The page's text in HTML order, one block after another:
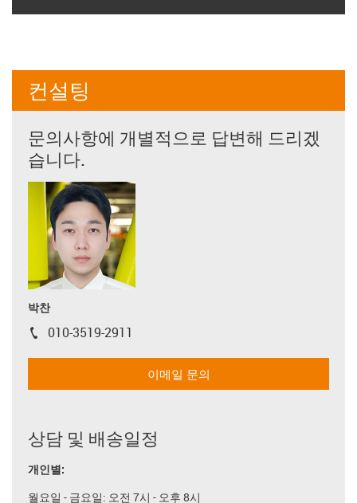
컨설팅
문의사항에 개별적으로 답변해 드리겠
습니다.
박찬
igus-icon-phone
010-3519-2911
이메일 문의
상담 및 배송일정
개인별:
월요일 - 금요일: 오전 7시 - 오후 8시